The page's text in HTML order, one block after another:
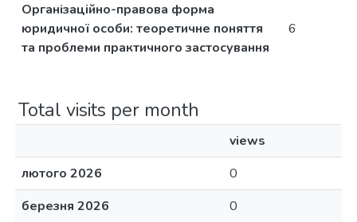
Організаційно-правова форма
юридичної особи: теоретичне поняття
та проблеми практичного застосування
6
Total visits per month
views
лютого 2026
0
березня 2026
0